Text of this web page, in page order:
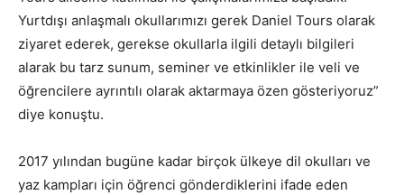
Yurtdışı anlaşmalı okullarımızı gerek Daniel Tours olarak
ziyaret ederek, gerekse okullarla ilgili detaylı bilgileri
alarak bu tarz sunum, seminer ve etkinlikler ile veli ve
öğrencilere ayrıntılı olarak aktarmaya özen gösteriyoruz”
diye konuştu.
2017 yılından bugüne kadar birçok ülkeye dil okulları ve
yaz kampları için öğrenci gönderdiklerini ifade eden